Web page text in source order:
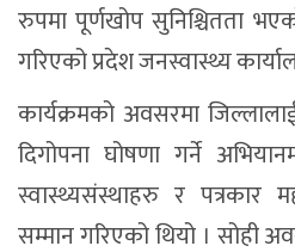
रुपमा पूर्णखोप सुनिश्चितता
गरिएको प्रदेश जनस्वास्थ्य
कार्यक्रमको अवसरमा
दिगोपना घोषणा गर्ने
स्वास्थ्यसंस्थाहरु र पत्रकार
सम्मान गरिएको थियो । सोही